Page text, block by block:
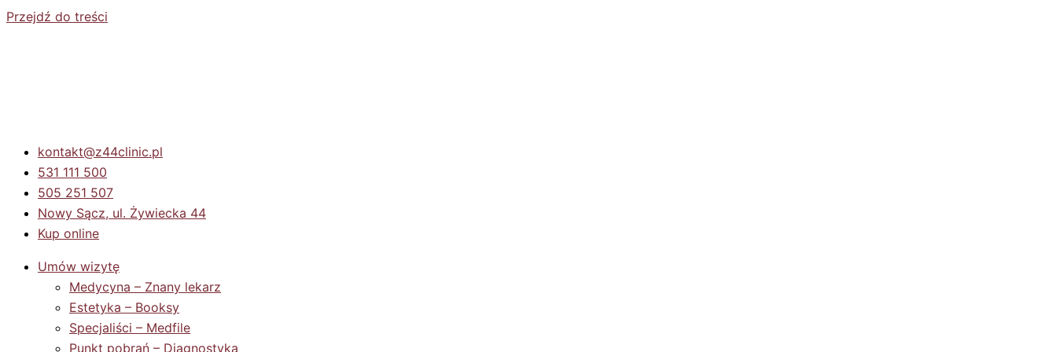
Przejdź do treści
kontakt@z44clinic.pl
531 111 500
505 251 507
Nowy Sącz, ul. Żywiecka 44
Kup online
Umów wizytę
Medycyna – Znany lekarz
Estetyka – Booksy
Specjaliści – Medfile
Punkt pobrań – Diagnostyka